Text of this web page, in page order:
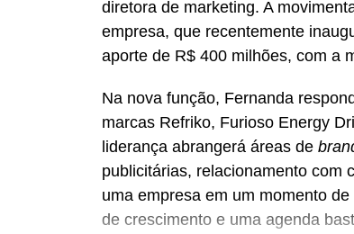
diretora de marketing. A
empresa, que recentemente
aporte de R$ 400 milhões, com a
Na nova função, Fernanda
marcas Refriko, Furioso Energy
liderança abrangerá áreas de
publicitárias, relacionamento com
uma empresa em um momento
de crescimento e uma agenda